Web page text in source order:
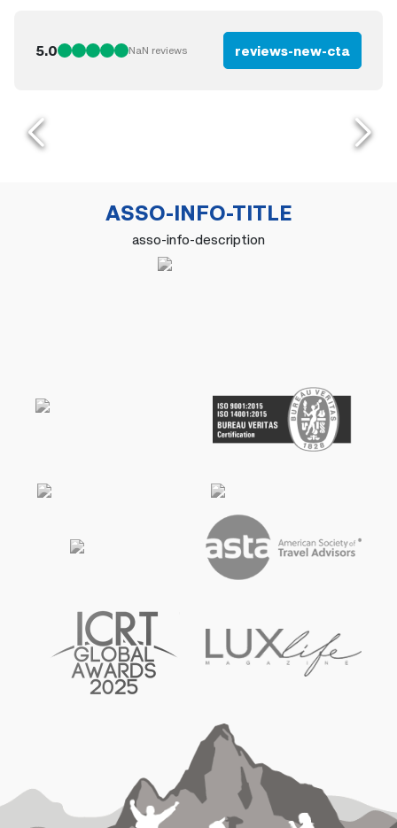
5.0 NaN reviews reviews-new-cta
ASSO-INFO-TITLE
asso-info-description